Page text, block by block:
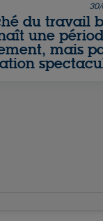
du travail
une
mais